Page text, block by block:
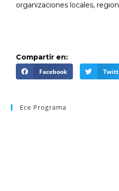
organizaciones locales,
Compartir en:
Facebook
Ece Programa